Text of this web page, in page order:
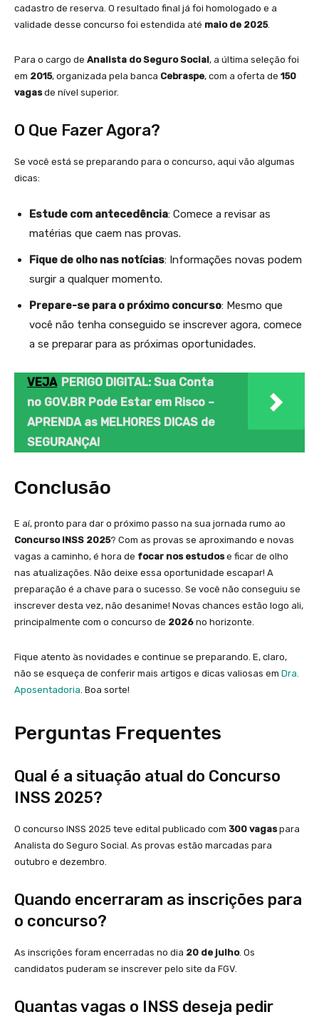
cadastro de reserva. O resultado final já foi homologado e a
validade desse concurso foi estendida até maio de 2025.
Para o cargo de Analista do Seguro Social, a última seleção foi
em 2015, organizada pela banca Cebraspe, com a oferta de 150
vagasde nível superior.
O Que Fazer Agora?
Se você está se preparando para o concurso, aqui vão algumas
dicas:
Estude com antecedência: Comece a revisar as
matérias que caem nas provas.
Fique de olho nas notícias: Informações novas podem
surgir a qualquer momento.
Prepare-se para o próximo concurso: Mesmo que
você não tenha conseguido se inscrever agora, comece
a se preparar para as próximas oportunidades.
VEJA PERIGO DIGITAL: Sua Conta
no GOV.BR Pode Estar em Risco –
APRENDA as MELHORES DICAS de
SEGURANÇA!
Conclusão
E aí, pronto para dar o próximo passo na sua jornada rumo ao
Concurso INSS 2025? Com as provas se aproximando e novas
vagas a caminho, é hora de focar nos estudose ficar de olho
nas atualizações. Não deixe essa oportunidade escapar! A
preparação é a chave para o sucesso. Se você não conseguiu se
inscrever desta vez, não desanime! Novas chances estão logo ali,
principalmente com o concurso de 2026 no horizonte.
Fique atento às novidades e continue se preparando. E, claro,
não se esqueça de conferir mais artigos e dicas valiosas em Dra.
Aposentadoria. Boa sorte!
Perguntas Frequentes
Qual é a situação atual do Concurso
INSS 2025?
O concurso INSS 2025 teve edital publicado com 300 vagaspara
Analista do Seguro Social. As provas estão marcadas para
outubro e dezembro.
Quando encerraram as inscrições para
o concurso?
As inscrições foram encerradas no dia 20 de julho. Os
candidatos puderam se inscrever pelo site da FGV.
Quantas vagas o INSS deseja pedir